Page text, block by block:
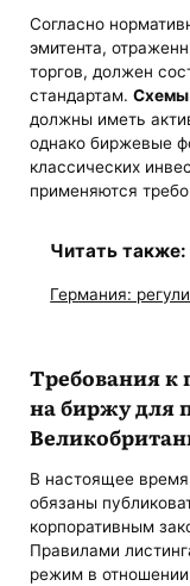
Согласно
эмитента,
торгов, должен
стандартам.Схемы
должны иметь
однако биржевые
классических
применяются
Читать также:
Германия:
Требования к
на биржу для
В настоящее
обязаны
корпоративным
Правилами
режим в